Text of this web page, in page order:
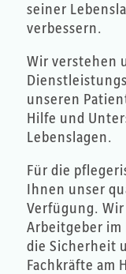
seiner
verbessern.
Wir verstehen
unseren
Hilfe und
Lebenslagen.
Für die
Ihnen unser
Verfügung.
Arbeitgeber im
die Sicherheit
Fachkräfte am